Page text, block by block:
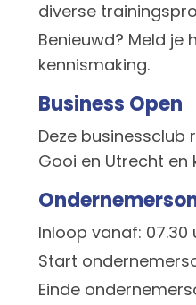
diverse
Benieuwd? Meld je
kennismaking.
Business Open
Deze businessclub
Gooi en Utrecht en
Inloop vanaf: 07.30
Start
Einde